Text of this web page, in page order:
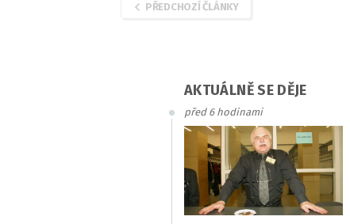
PŘEDCHOZÍ ČLÁNKY
AKTUÁLNĚ SE DĚJE
před 6 hodinami